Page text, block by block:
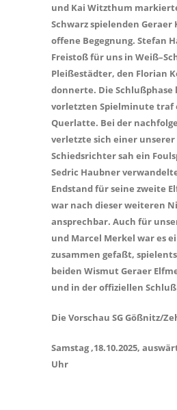
und Kai Witzthum
Schwarz spielenden Geraer
offene Begegnung. Stefan
Freistoß für uns in
Pleißestädter, den Florian
donnerte. Die
vorletzten Spielminute traf
Querlatte. Bei der
verletzte sich einer unserer
Schiedsrichter sah ein
Sedric Haubner
Endstand für seine zweite
war nach dieser weiteren
ansprechbar. Auch für
und Marcel Merkel war es
zusammen gefaßt,
beiden Wismut Geraer
und in der offiziellen
Die Vorschau SG Gößnitz/
Samstag ,18.10.2025,
Uhr